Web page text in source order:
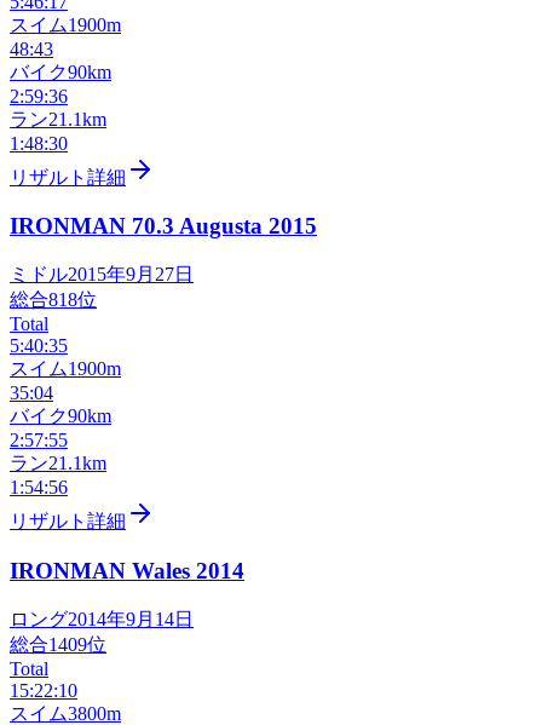
スイム1900m
48:43
バイク90km
2:59:36
ラン21.1km
1:48:30
リザルト詳細
IRONMAN 70.3 Augusta 2015
ミドル2015年9月27日
総合818位
Total
5:40:35
スイム1900m
35:04
バイク90km
2:57:55
ラン21.1km
1:54:56
リザルト詳細
IRONMAN Wales 2014
ロング2014年9月14日
総合1409位
Total
15:22:10
スイム3800m